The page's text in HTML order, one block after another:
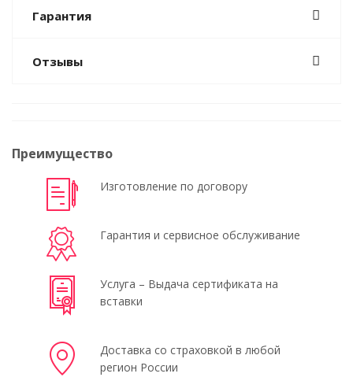
Гарантия
Отзывы
Преимущество
Изготовление по договору
Гарантия и сервисное обслуживание
Услуга – Выдача сертификата на
вставки
Доставка со страховкой в любой
регион России